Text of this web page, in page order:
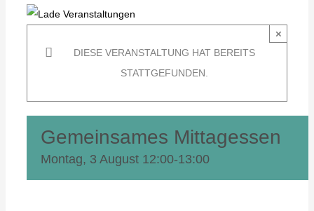
DIESE VERANSTALTUNG HAT BEREITS
STATTGEFUNDEN.
×
Gemeinsames Mittagessen
Montag, 3 August 12:00-13:00